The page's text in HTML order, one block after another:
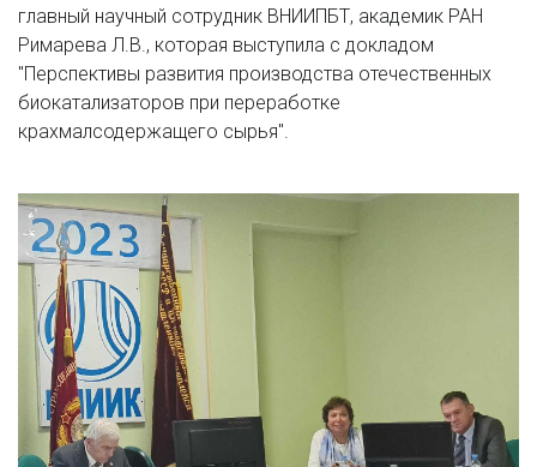
главный научный сотрудник ВНИИПБТ, академик РАН
Римарева Л.В., которая выступила с докладом
"Перспективы развития производства отечественных
биокатализаторов при переработке
крахмалсодержащего сырья".